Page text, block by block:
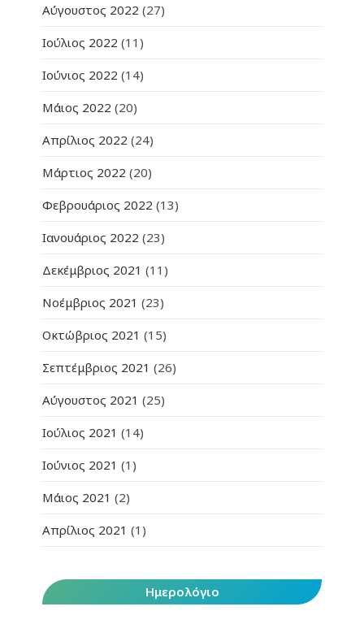
Αύγουστος 2022 (27)
Ιούλιος 2022 (11)
Ιούνιος 2022 (14)
Μάιος 2022 (20)
Απρίλιος 2022 (24)
Μάρτιος 2022 (20)
Φεβρουάριος 2022 (13)
Ιανουάριος 2022 (23)
Δεκέμβριος 2021 (11)
Νοέμβριος 2021 (23)
Οκτώβριος 2021 (15)
Σεπτέμβριος 2021 (26)
Αύγουστος 2021 (25)
Ιούλιος 2021 (14)
Ιούνιος 2021 (1)
Μάιος 2021 (2)
Απρίλιος 2021 (1)
Ημερολόγιο